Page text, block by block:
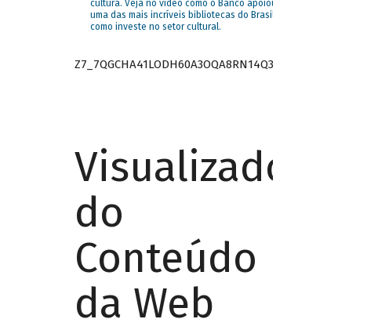
cultura. Veja no vídeo como o Banco apoiou
uma das mais incríveis bibliotecas do Brasil e
como investe no setor cultural.
Z7_7QGCHA41LODH60A3OQA8RN14Q3
Visualizador
do
Conteúdo
da Web